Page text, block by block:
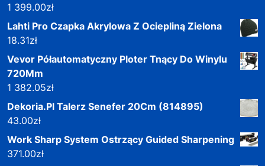
1 399.00zł
Lahti Pro Czapka Akrylowa Z Ociepliną Zielona
18.31zł
Vevor Półautomatyczny Ploter Tnący Do Winylu
720Mm
1 382.05zł
Dekoria.Pl Talerz Senefer 20Cm (814895)
43.00zł
Work Sharp System Ostrzący Guided Sharpening
371.00zł